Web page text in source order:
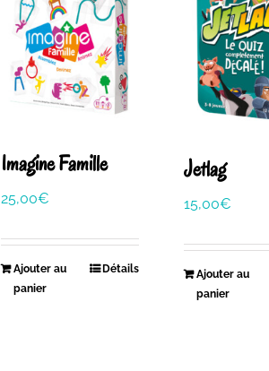
Imagine Famille
25,00€
Ajouter au
panier
Détails
Jetlag
15,00€
Ajouter au
panier